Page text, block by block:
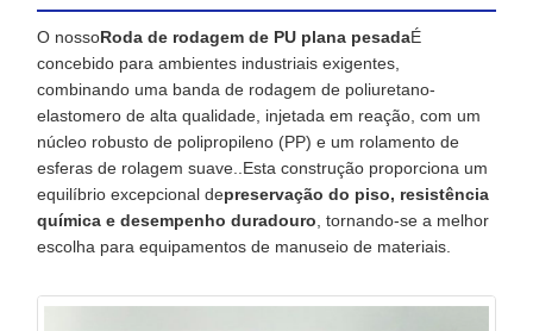
O nossoRoda de rodagem de PU plana pesadaÉ
concebido para ambientes industriais exigentes,
combinando uma banda de rodagem de poliuretano-
elastomero de alta qualidade, injetada em reação, com um
núcleo robusto de polipropileno (PP) e um rolamento de
esferas de rolagem suave..Esta construção proporciona um
equilíbrio excepcional depreservação do piso, resistência
química e desempenho duradouro , tornando-se a melhor
escolha para equipamentos de manuseio de materiais.